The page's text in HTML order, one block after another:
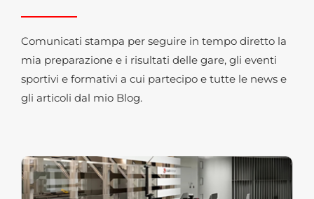
Comunicati stampa per seguire in tempo diretto la
mia preparazione e i risultati delle gare, gli eventi
sportivi e formativi a cui partecipo e tutte le news e
gli articoli dal mio Blog.